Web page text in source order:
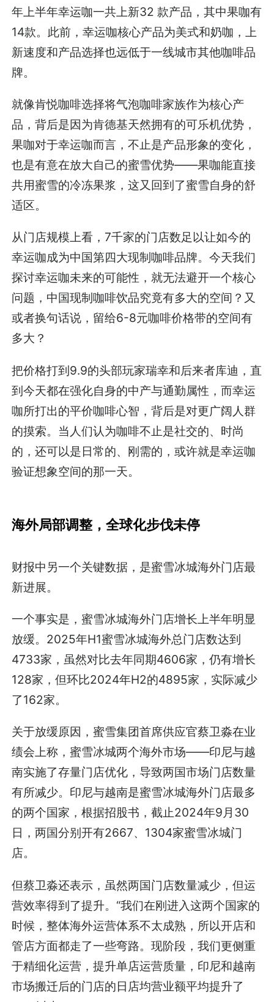
年上半年幸运咖一共上新32 款产品，其中果咖有
14款。此前，幸运咖核心产品为美式和奶咖，上
新速度和产品选择也远低于一线城市其他咖啡品
牌。
就像肯悦咖啡选择将气泡咖啡家族作为核心产
品，背后是因为肯德基天然拥有的可乐机优势，
果咖对于幸运咖而言，不止是产品形象的变化，
也是有意在放大自己的蜜雪优势——果咖能直接
共用蜜雪的冷冻果浆，这又回到了蜜雪自身的舒
适区。
从门店规模上看，7千家的门店数足以让如今的
幸运咖成为中国第四大现制咖啡品牌。今天我们
探讨幸运咖未来的可能性，就无法避开一个核心
问题，中国现制咖啡饮品究竟有多大的空间？又
或者换句话说，留给6-8元咖啡价格带的空间有
多大？
把价格打到9.9的头部玩家瑞幸和后来者库迪，直
到今天都在强化自身的中产与通勤属性，而幸运
咖所打出的平价咖啡心智，背后是对更广阔人群
的摸索。当人们认为咖啡不止是社交的、时尚
的，还可以是日常的、刚需的，或许就是幸运咖
验证想象空间的那一天。
海外局部调整，全球化步伐未停
财报中另一个关键数据，是蜜雪冰城海外门店最
新进展。
一个事实是，蜜雪冰城海外门店增长上半年明显
放缓。2025年H1蜜雪冰城海外总门店数达到
4733家，虽然对比去年同期4606家，仍有增长
128家，但环比2024年H2的4895家，实际减少
了162家。
关于放缓原因，蜜雪集团首席供应官蔡卫淼在业
绩会上称，蜜雪冰城两个海外市场——印尼与越
南实施了存量门店优化，导致两国市场门店数量
有所减少。印尼与越南是蜜雪冰城海外门店最多
的两个国家，根据招股书，截止2024年9月30
日，两国分别开有2667、1304家蜜雪冰城门
店。
但蔡卫淼还表示，虽然两国门店数量减少，但运
营效率得到了提升。“我们在刚进入这两个国家的
时候，整体海外运营体系不太成熟，所以开店和
管店方面都走了一些弯路。现阶段，我们更侧重
于精细化运营，提升单店运营质量，印尼和越南
市场搬迁后的门店的日店均营业额平均提升了